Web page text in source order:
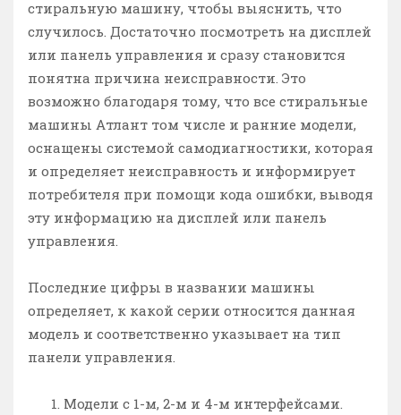
стиральную машину, чтобы выяснить, что
случилось. Достаточно посмотреть на дисплей
или панель управления и сразу становится
понятна причина неисправности. Это
возможно благодаря тому, что все стиральные
машины Атлант том числе и ранние модели,
оснащены системой самодиагностики, которая
и определяет неисправность и информирует
потребителя при помощи кода ошибки, выводя
эту информацию на дисплей или панель
управления.
Последние цифры в названии машины
определяет, к какой серии относится данная
модель и соответственно указывает на тип
панели управления.
Модели с 1-м, 2-м и 4-м интерфейсами.